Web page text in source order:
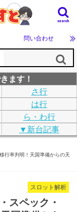
search
問い合わせ
ます！
さ行
は行
ら・わ行
▼新台記事
行率判明！天国準備からの天
スロット解析
スペック・